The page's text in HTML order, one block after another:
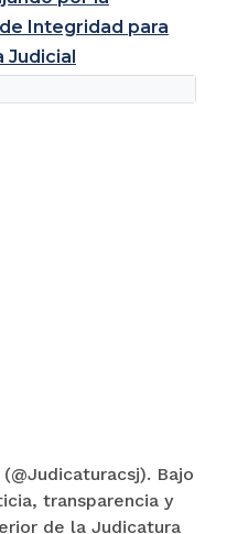
Integridad para
Judicial
Bajo
transparencia y
de la Judicatura